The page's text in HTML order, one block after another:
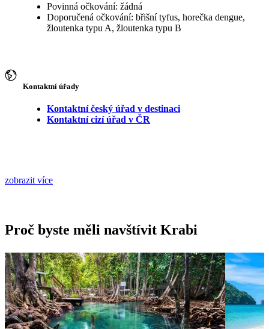
Povinná očkování: žádná
Doporučená očkování: břišní tyfus, horečka dengue,
žloutenka typu A, žloutenka typu B
Kontaktní úřady
Kontaktní český úřad v destinaci
Kontaktní cizí úřad v ČR
zobrazit více
Proč byste měli navštívit Krabi